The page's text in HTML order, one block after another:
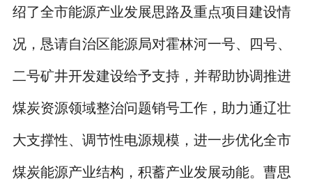
绍了全市能源产业发展思路及重点项目建设情
况，恳请自治区能源局对霍林河一号、四号、
二号矿井开发建设给予支持，并帮助协调推进
煤炭资源领域整治问题销号工作，助力通辽壮
大支撑性、调节性电源规模，进一步优化全市
煤炭能源产业结构，积蓄产业发展动能。曹思